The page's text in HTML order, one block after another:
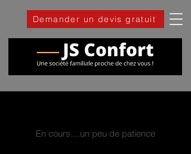
Demander un devis gratuit
En cours....un peu de patience